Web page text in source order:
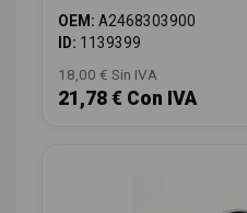
OEM: A2468303900
ID: 1139399
18,00 € Sin IVA
21,78 € Con IVA